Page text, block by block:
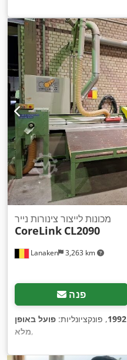
Lanaken 3,263 km
מכונות לייצור צינורות נייר
CoreLink CL2090
פנה
1992, פונקציונליות: פועל באופן
מלא,